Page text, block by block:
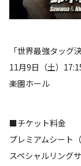
「世界最強タッグ
11月9日（土）
楽園ホール
■チケット料金
プレミアムシート
スペシャルリング